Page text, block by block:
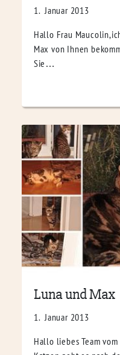
1. Januar 2013
Hallo Frau
Max von Ihnen
Sie…
Luna und Max
1. Januar 2013
Hallo liebes Team